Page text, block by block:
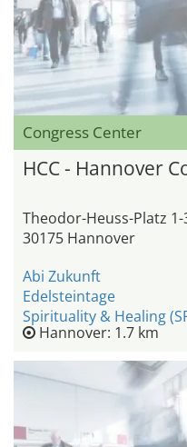
Congress Center
HCC - Hannover
Theodor-Heuss-Platz 1-
30175 Hannover
Abi Zukunft
Edelsteintage
Spirituality & Healing
Hannover: 1.7 km